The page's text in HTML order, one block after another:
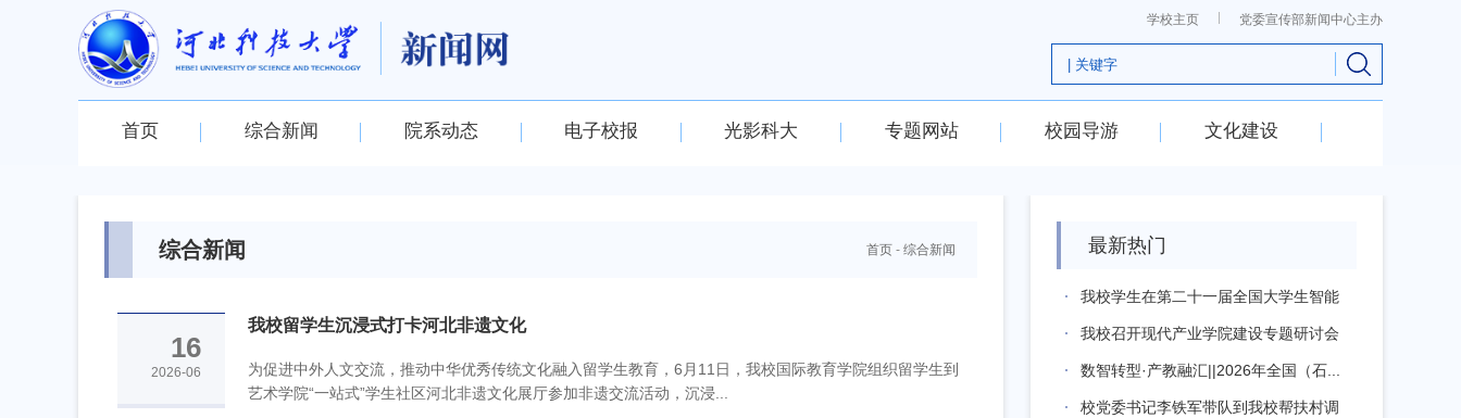
学校主页 党委宣传部新闻中心主办
首页 综合新闻 院系动态 电子校报 光影科大 专题网站 校园导游 文化建设
综合新闻 首页- 综合新闻
16
2026-06
我校留学生沉浸式打卡河北非遗文化
为促进中外人文交流，推动中华优秀传统文化融入留学生教育，6月11日，我校国际教育学院组织留学生到
艺术学院“一站式”学生社区河北非遗文化展厅参加非遗交流活动，沉浸...
最新热门
我校学生在第二十一届全国大学生智能
汽车竞...
我校召开现代产业学院建设专题研讨会
数智转型·产教融汇||2026年全国（石...
校党委书记李铁军带队到我校帮扶村调